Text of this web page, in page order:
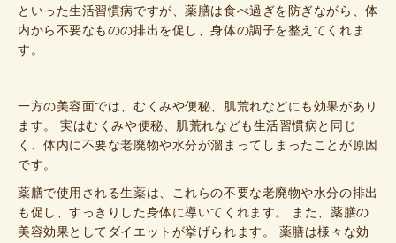
といった生活習慣病ですが、薬膳は食べ過ぎを防ぎながら、体
内から不要なものの排出を促し、身体の調子を整えてくれま
す。
一方の美容面では、むくみや便秘、肌荒れなどにも効果があり
ます。 実はむくみや便秘、肌荒れなども生活習慣病と同じ
く、体内に不要な老廃物や水分が溜まってしまったことが原因
です。
薬膳で使用される生薬は、これらの不要な老廃物や水分の排出
も促し、すっきりした身体に導いてくれます。 また、薬膳の
美容効果としてダイエットが挙げられます。 薬膳は様々な効